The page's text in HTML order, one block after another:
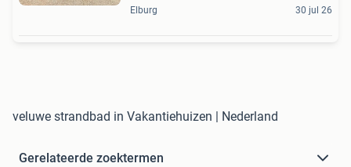
Elburg 30 jul 26
veluwe strandbad in Vakantiehuizen | Nederland
Gerelateerde zoektermen